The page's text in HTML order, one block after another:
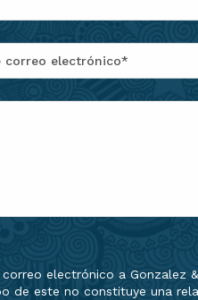
electrónico a Gonzalez
de este no constituye una